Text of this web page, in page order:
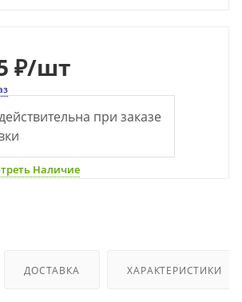
₽/шт
при заказе
Наличие
ДОСТАВКА ХАРАКТЕРИСТИКИ